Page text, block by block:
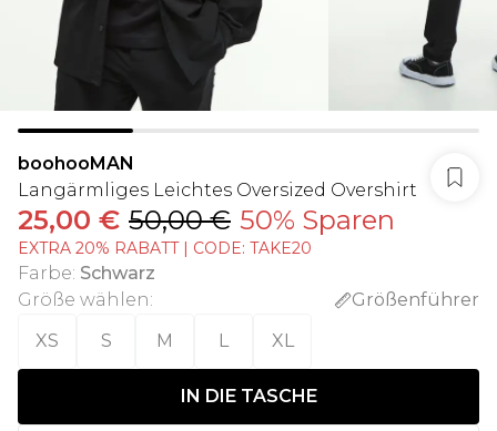
boohooMAN
Langärmliges Leichtes Oversized Overshirt
25,00 € 50,00 € 50% Sparen
EXTRA 20% RABATT | CODE: TAKE20
Farbe: Schwarz
Größe wählen:
Größenführer
XS
S M L XL
IN DIE TASCHE